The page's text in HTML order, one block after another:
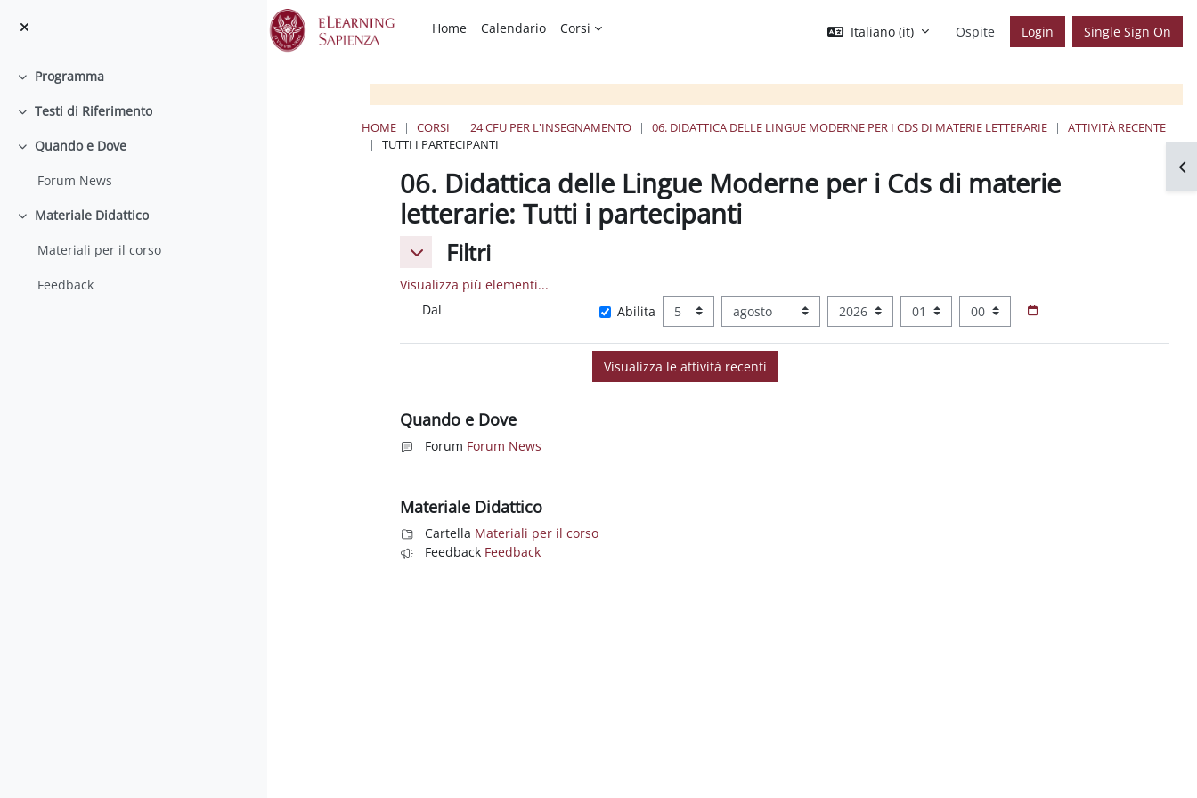
Home
Calendario Corsi Italiano ‎(it)‎ Ospite Login Single Sign On
Minimizza
Programma
Minimizza
Testi di Riferimento
Minimizza
Quando e Dove
Forum News
Minimizza
Materiale Didattico
Materiali per il corso
Feedback
HOME CORSI 24 CFU PER L'INSEGNAMENTO 06. DIDATTICA DELLE LINGUE MODERNE PER I CDS DI MATERIE LETTERARIE
ATTIVITÀ RECENTE
TUTTI I PARTECIPANTI
06. Didattica delle Lingue Moderne per i Cds di materie
letterarie: Tutti i partecipanti
Filtri
Filtri Filtri
Visualizza più elementi...
Dal
DalAbilita Giorno Mese Anno Ora Minuto
Quando e Dove
Forum Forum News
Materiale Didattico
Cartella Materiali per il corso
Feedback Feedback